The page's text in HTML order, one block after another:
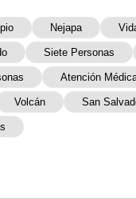
Nejapa
Siete Personas
Atención
Volcán San